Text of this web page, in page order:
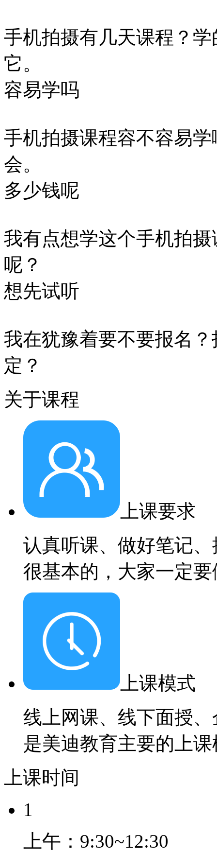
手机拍摄有几天课程？
它。
容易学吗
手机拍摄课程容不容易
会。
多少钱呢
我有点想学这个手机拍
呢？
想先试听
我在犹豫着要不要报名
定？
关于课程
上课要求
认真听课、做好笔记
很基本的，大家一定
上课模式
线上网课、线下面授
是美迪教育主要的上
上课时间
1
上午：9:30~12:30